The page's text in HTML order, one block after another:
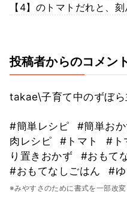
【4】のトマトだれと、
投稿者からのコメン
takae\子育て中のずぼ
#簡単レシピ #簡単お
肉レシピ
#トマト #ト
り置きおかず
#おもて
#おもてなしごはん
#
※みやすさのために書式を一部改変